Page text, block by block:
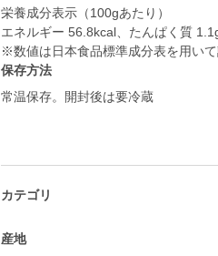
栄養成分表示（100gあたり）
エネルギー 56.8kcal、たんぱく質
※数値は日本食品標準成分表を用いて
保存方法
常温保存。開封後は要冷蔵
カテゴリ
産地